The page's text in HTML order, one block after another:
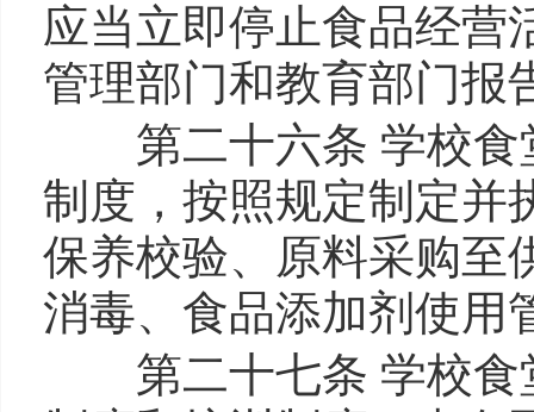
应当立即停止食品经营
管理部门和教育部门报
第二十六条 学校食
制度，按照规定制定并
保养校验、原料采购至
消毒、食品添加剂使用
第二十七条 学校食